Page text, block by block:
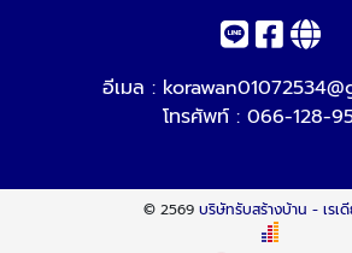
อีเมล :
โทรศัพท์ : 066-128-
© 2569 บริษัทรับสร้างบ้าน - เรเ